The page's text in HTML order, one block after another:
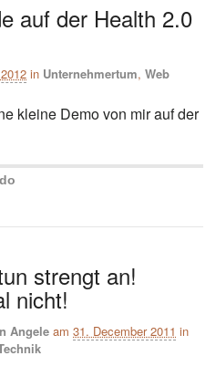
auf der Health 2.0
in Unternehmertum, Web
kleine Demo von mir auf der
strengt an!
nicht!
Angele am 31. December 2011 in